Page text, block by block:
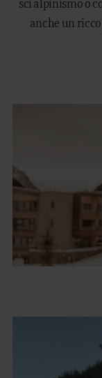
sci alpinismo o
anche un